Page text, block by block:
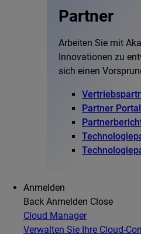
Partner
Arbeiten Sie mit
Innovationen zu
sich einen
Partner Portal
Anmelden
Back Anmelden Close
Cloud Manager
Verwalten Sie Ihre Cloud-